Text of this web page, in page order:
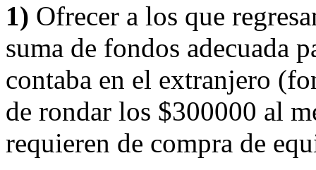
1) Ofrecer a los que
suma de fondos adecuada
contaba en el extranjero
de rondar los $300000 al
requieren de compra de